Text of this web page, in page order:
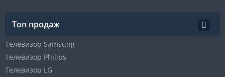
Топ продаж
Телевизор Samsung
Телевизор Philips
Телевизор LG